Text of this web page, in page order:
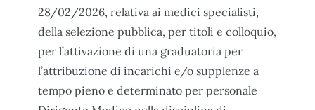
28/02/2026, relativa ai medici specialisti,
della selezione pubblica, per titoli e colloquio,
per l’attivazione di una graduatoria per
l’attribuzione di incarichi e/o supplenze a
tempo pieno e determinato per personale